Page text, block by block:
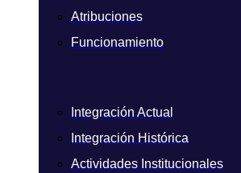
Atribuciones
Funcionamiento
Integración Actual
Integración Histórica
Actividades Institucionales